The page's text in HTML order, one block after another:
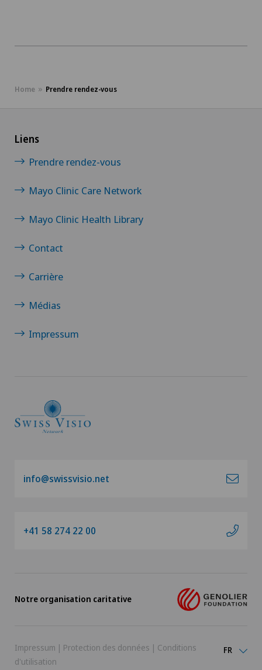
Xundheitszentrum Schaffhausen
Xundheitszentrum Seewadel
Xundheitszentrum Silvaplana
Home Prendre rendez-vous
Liens
Prendre rendez-vous
Mayo Clinic Care Network
Mayo Clinic Health Library
Contact
Carrière
Médias
Impressum
info@swissvisio.net
+41 58 274 22 00
Notre organisation caritative
Impressum | Protection des données | Conditions
d'utilisation
FR